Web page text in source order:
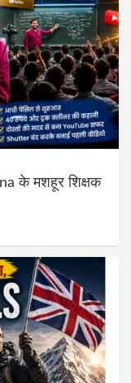
के मशहूर शिक्षक